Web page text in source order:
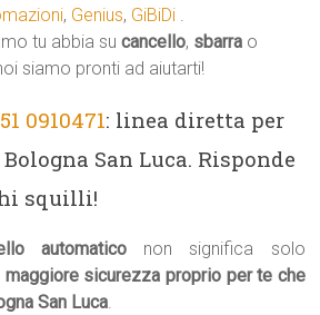
, Genius, GiBiDi .
tu abbia sucancello, sbarra o
siamo pronti ad aiutarti!
0910471: linea diretta per
San Luca. Risponde
squilli!
automatico non significa solo
maggiore sicurezza proprio per te che
San Luca.